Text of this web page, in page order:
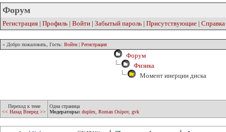
Форум
Регистрация | Профиль | Войти | Забытый пароль | Присутствующие | Справка
» Добро пожаловать, Гость: Войти | Регистрация
Форум
Физика
Момент инерции диска
Переход к теме
<< Назад Вперед >>
Одна страница
Модераторы: duplex Roman Osipov, gvk